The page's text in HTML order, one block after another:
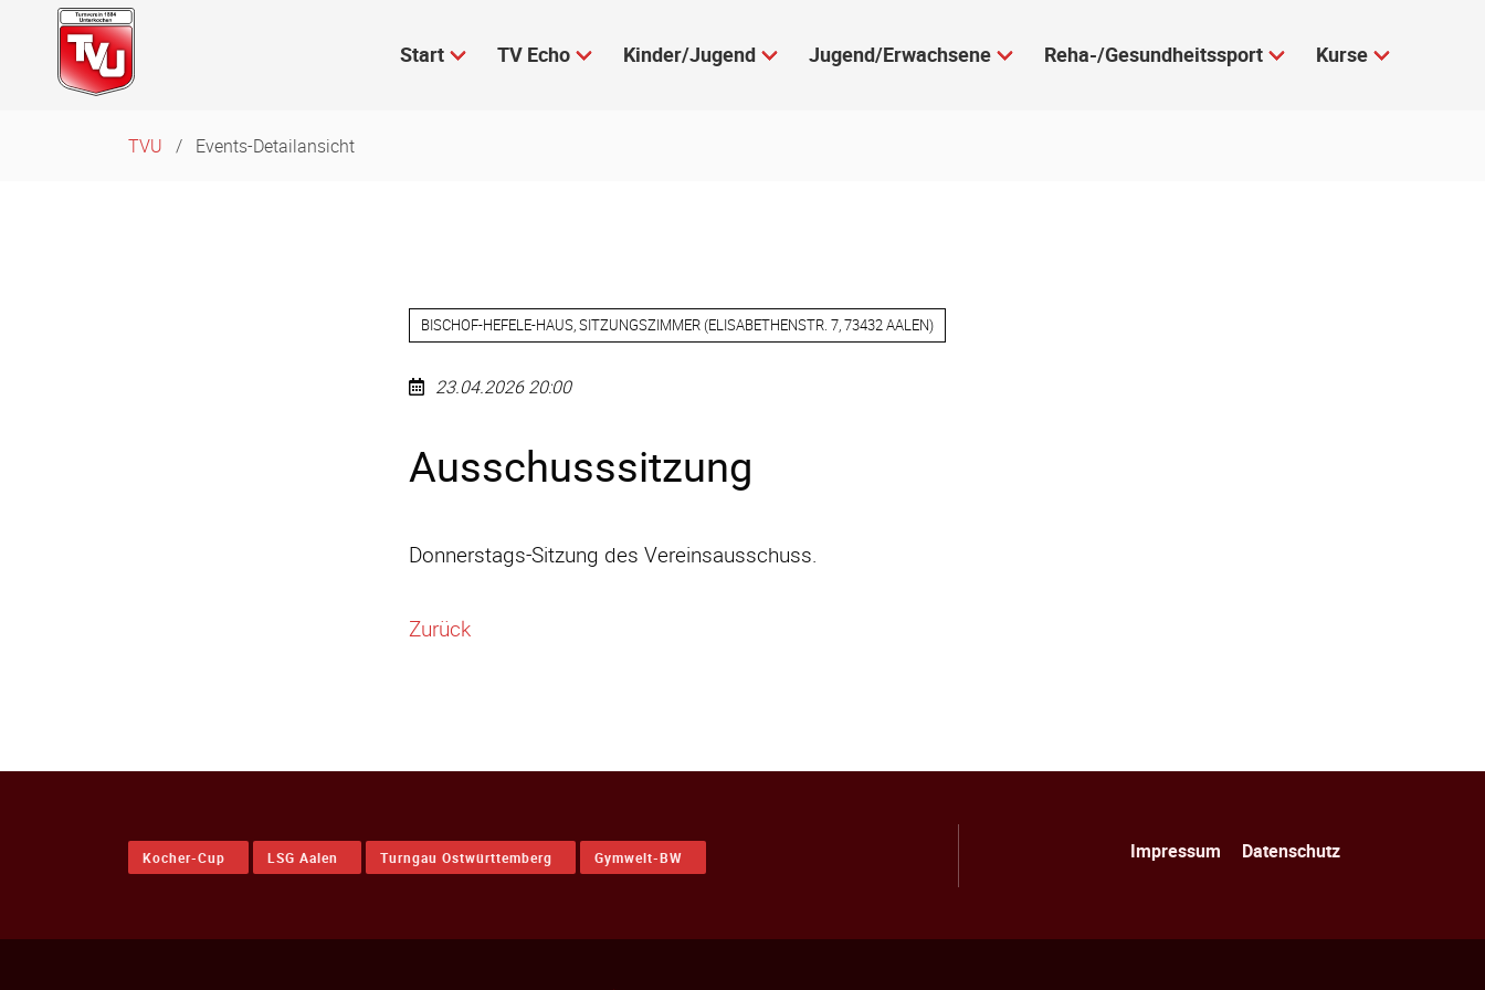
Navigation
überspringen
Start TV Echo Kinder/Jugend Jugend/Erwachsene Reha-/Gesundheitssport Kurse
TVU Events-Detailansicht
BISCHOF-HEFELE-HAUS, SITZUNGSZIMMER (ELISABETHENSTR. 7, 73432 AALEN)
23.04.2026 20:00
Ausschusssitzung
Donnerstags-Sitzung des Vereinsausschuss.
Zurück
Kocher-Cup LSG Aalen Turngau Ostwürttemberg Gymwelt-BW Impressum Datenschutz